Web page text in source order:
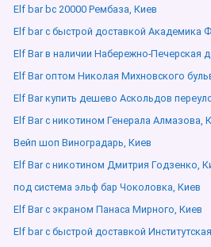
Elf bar bc 20000 Рембаза, Киев
Elf bar с быстрой доставкой Академика
Elf Bar в наличии Набережно-Печерская
Elf Bar оптом Николая Михновского
Elf Bar купить дешево Аскольдов
Elf Bar с никотином Генерала Алмазова,
Вейп шоп Виноградарь, Киев
Elf Bar с никотином Дмитрия Годзенко,
под система эльф бар Чоколовка, Киев
Elf Bar с экраном Панаса Мирного, Киев
Elf bar с быстрой доставкой